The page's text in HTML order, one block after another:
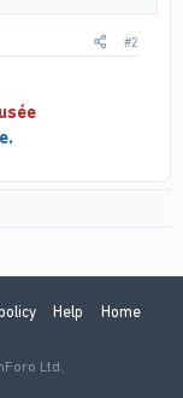
#2
Help Home
Ltd.